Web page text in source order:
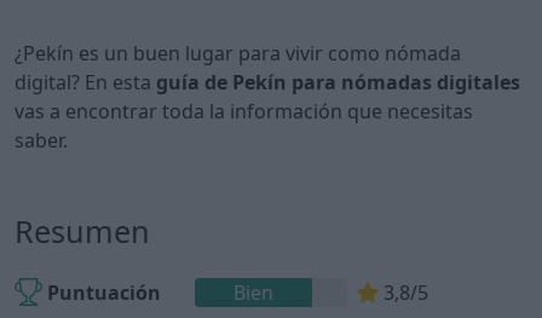
¿Pekín es un buen lugar para vivir como nómada
digital? En esta guía de Pekín para nómadas digitales
vas a encontrar toda la información que necesitas
saber.
Resumen
Puntuación Bien 3,8/5